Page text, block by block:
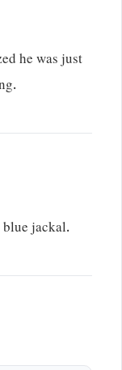
he was just
jackal.